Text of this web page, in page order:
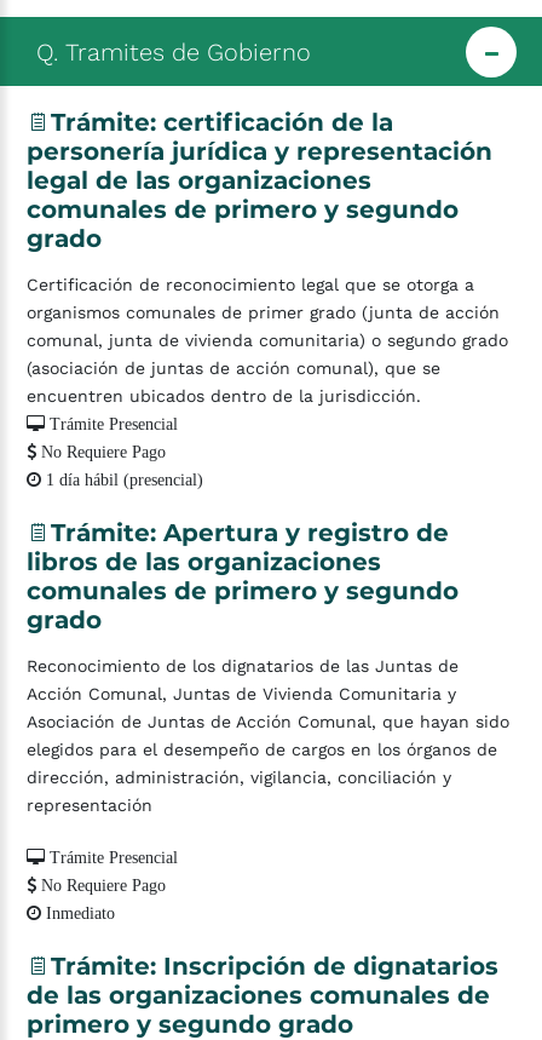
Tramites de Gobierno
Trámite: certificación de la
personería jurídica y representación
legal de las organizaciones
comunales de primero y segundo
grado
Certificación de reconocimiento legal que se otorga a
organismos comunales de primer grado (junta de acción
comunal, junta de vivienda comunitaria) o segundo grado
(asociación de juntas de acción comunal), que se
encuentren ubicados dentro de la jurisdicción.
Trámite Presencial
No Requiere Pago
1 día hábil (presencial)
Trámite: Apertura y registro de
libros de las organizaciones
comunales de primero y segundo
grado
Reconocimiento de los dignatarios de las Juntas de
Acción Comunal, Juntas de Vivienda Comunitaria y
Asociación de Juntas de Acción Comunal, que hayan sido
elegidos para el desempeño de cargos en los órganos de
dirección, administración, vigilancia, conciliación y
representación
Trámite Presencial
No Requiere Pago
Inmediato
Trámite: Inscripción de dignatarios
de las organizaciones comunales de
primero y segundo grado